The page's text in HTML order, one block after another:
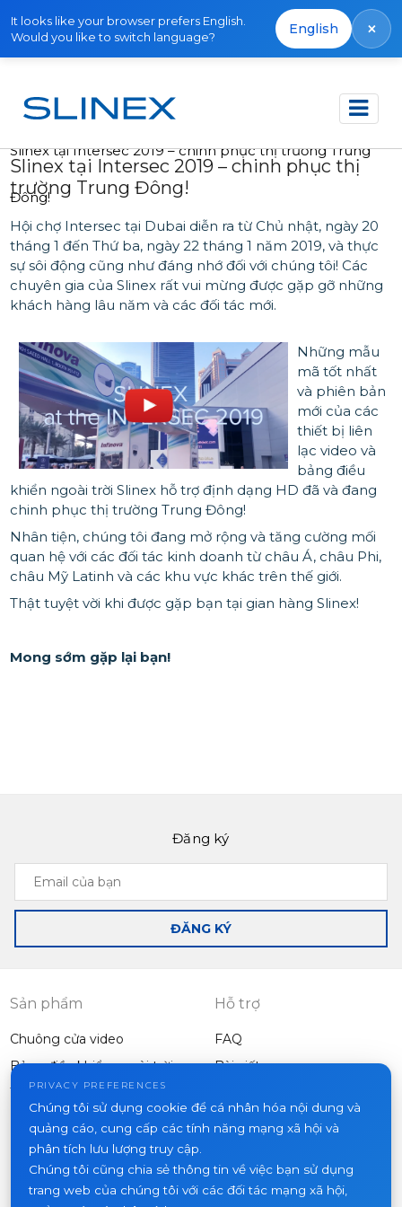
It looks like your browser prefers English.
Would you like to switch language?
English ×
Trang chủ Tin tức
Slinex tại Intersec 2019 – chinh phục thị trường Trung
Đông!
Slinex tại Intersec 2019 – chinh phục thị
trường Trung Đông!
Hội chợ Intersec tại Dubai diễn ra từ Chủ nhật, ngày 20
tháng 1 đến Thứ ba, ngày 22 tháng 1 năm 2019, và thực
sự sôi động cũng như đáng nhớ đối với chúng tôi! Các
chuyên gia của Slinex rất vui mừng được gặp gỡ những
khách hàng lâu năm và các đối tác mới.
Những mẫu
mã tốt nhất
và phiên bản
mới của các
thiết bị liên
lạc video và
bảng điều
khiển ngoài trời Slinex hỗ trợ định dạng HD đã và đang
chinh phục thị trường Trung Đông!
Nhân tiện, chúng tôi đang mở rộng và tăng cường mối
quan hệ với các đối tác kinh doanh từ châu Á, châu Phi,
châu Mỹ Latinh và các khu vực khác trên thế giới.
Thật tuyệt vời khi được gặp bạn tại gian hàng Slinex!
Mong sớm gặp lại bạn!
Đăng ký
Email
của
bạn
ĐĂNG KÝ
Sản phẩm
Chuông cửa video
Bảng điều khiển ngoài trời
Thiết bị khác
Hỗ trợ
FAQ
Bài viết
Dự án
Tin tức
Liên hệ
PRIVACY PREFERENCES
Chúng tôi sử dụng cookie để cá nhân hóa nội dung và
quảng cáo, cung cấp các tính năng mạng xã hội và
phân tích lưu lượng truy cập.
Chúng tôi cũng chia sẻ thông tin về việc bạn sử dụng
trang web của chúng tôi với các đối tác mạng xã hội,